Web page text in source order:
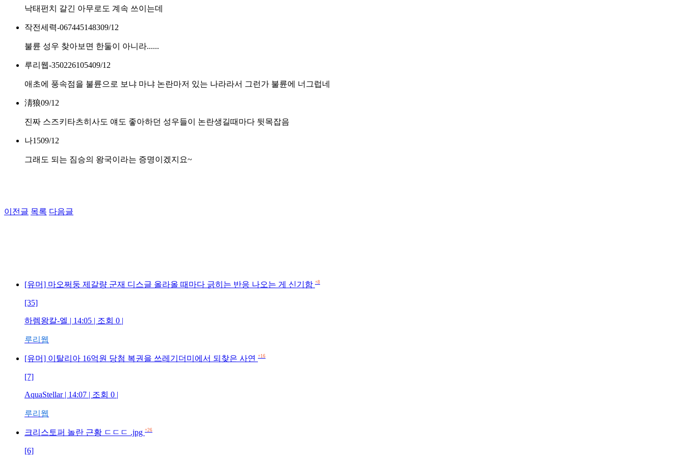
낙태펀치 갈긴 아무로도 계속 쓰이는데
작전세력-067445148309/12
불륜 성우 찾아보면 한둘이 아니라......
루리웹-350226105409/12
애초에 풍속점을 불륜으로 보냐 마냐 논란마저 있는 나라라서 그런가 불륜에 너그럽네
淸狼09/12
진짜 스즈키타츠히사도 얘도 좋아하던 성우들이 논란생길때마다 뒷목잡음
나1509/12
그래도 되는 짐승의 왕국이라는 증명이겠지요~
이전글 목록 다음글
[유머] 마오쩌둥 제갈량 군재 디스글 올라올 때마다 긁히는 반응 나오는 게 신기함 +8
[35]
하렘왕칼-엘 | 14:05 | 조회 0 |
루리웹
[유머] 이탈리아 16억원 당첨 복권을 쓰레기더미에서 되찾은 사연 +16
[7]
AquaStellar | 14:07 | 조회 0 |
루리웹
크리스토퍼 놀란 근황 ㄷㄷㄷ .jpg +26
[6]